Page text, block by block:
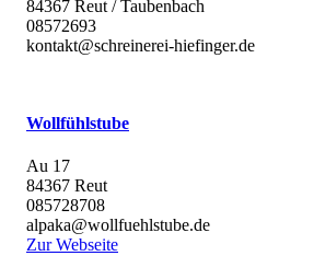
84367 Reut / Taubenbach
08572693
kontakt@schreinerei-hiefinger.de
Wollfühlstube
Au 17
84367 Reut
085728708
alpaka@wollfuehlstube.de
Zur Webseite